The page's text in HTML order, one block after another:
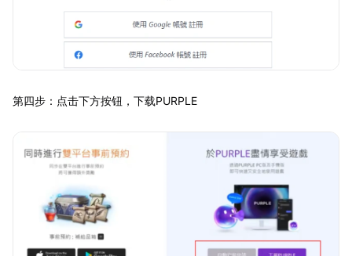
第四步：点击下方按钮，下载PURPLE